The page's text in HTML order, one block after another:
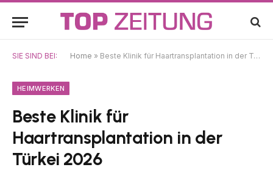
SIE SIND BEI: Home » Beste Klinik für Haartransplantation in der Türkei 2026
HEIMWERKEN
Beste Klinik für
Haartransplantation in der
Türkei 2026